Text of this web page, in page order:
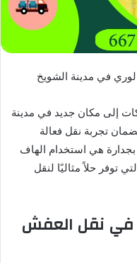
في مدينة الشويخ
إلى مكان جديد في مدينة
تجربة نقل فعالة
هي استخدام الهاف
توفر حلاً مثاليًا لنقل
في نقل العفش